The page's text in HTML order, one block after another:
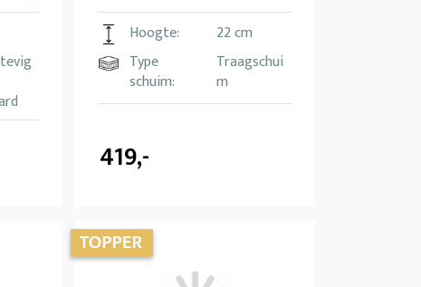
Hoogte:
22 cm
Type
schuim:
Traagschui
m
419,-